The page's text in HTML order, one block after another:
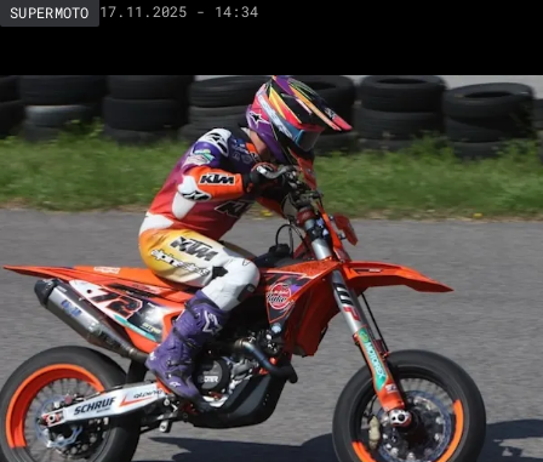
SUPERMOTO 17.11.2025 - 14:34